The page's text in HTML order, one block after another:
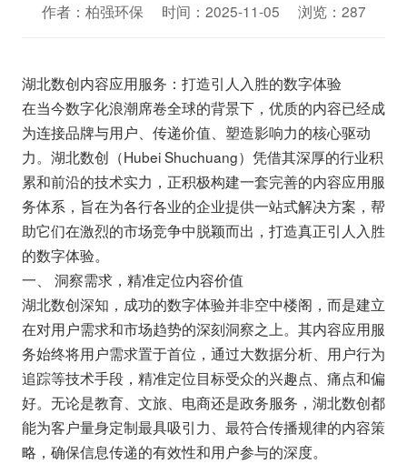
作者：柏强环保 时间：2025-11-05 浏览：287
湖北数创内容应用服务：打造引人入胜的数字体验
在当今数字化浪潮席卷全球的背景下，优质的内容已经成
为连接品牌与用户、传递价值、塑造影响力的核心驱动
力。湖北数创（Hubei Shuchuang）凭借其深厚的行业积
累和前沿的技术实力，正积极构建一套完善的内容应用服
务体系，旨在为各行各业的企业提供一站式解决方案，帮
助它们在激烈的市场竞争中脱颖而出，打造真正引人入胜
的数字体验。
一、 洞察需求，精准定位内容价值
湖北数创深知，成功的数字体验并非空中楼阁，而是建立
在对用户需求和市场趋势的深刻洞察之上。其内容应用服
务始终将用户需求置于首位，通过大数据分析、用户行为
追踪等技术手段，精准定位目标受众的兴趣点、痛点和偏
好。无论是教育、文旅、电商还是政务服务，湖北数创都
能为客户量身定制最具吸引力、最符合传播规律的内容策
略，确保信息传递的有效性和用户参与的深度。